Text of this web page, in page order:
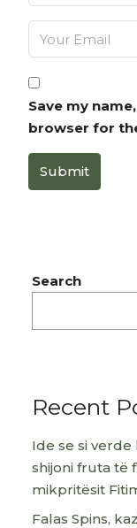
Save my
browser for
Submit
Search
Recent
Ide se si
shijoni fruta të
mikpritësit
Falas Spins,